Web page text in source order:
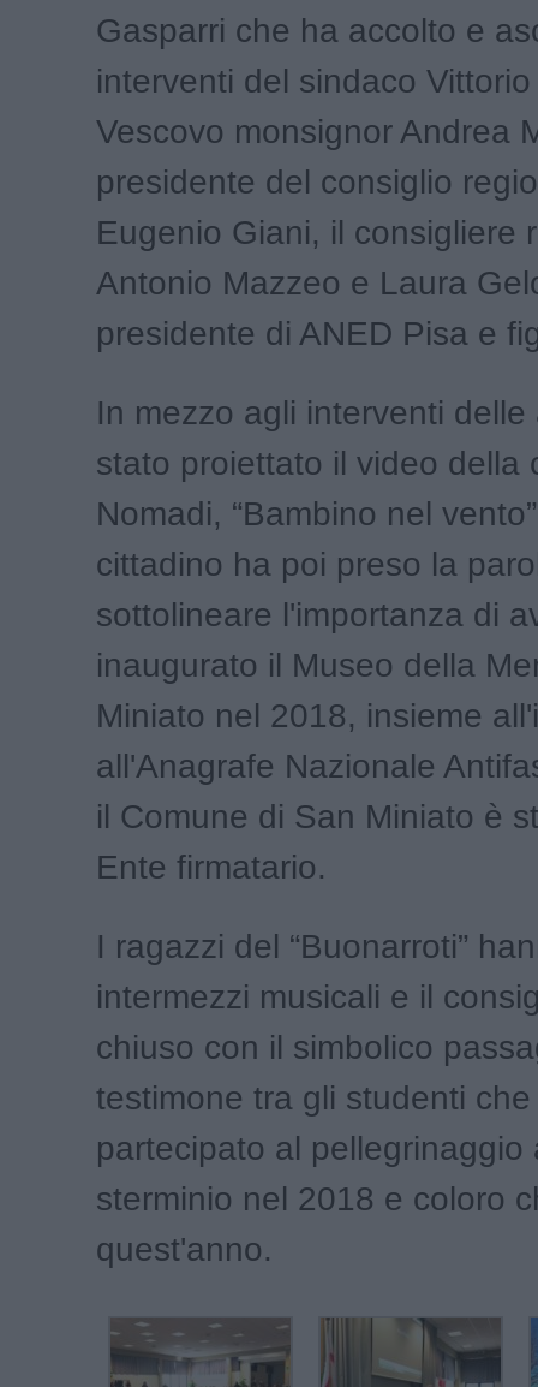
Gasparri che ha accolto e
interventi del sindaco
Vescovo monsignor Andrea
presidente del consiglio
Eugenio Giani, il consigliere
Antonio Mazzeo e Laura
presidente di ANED Pisa e
In mezzo agli interventi delle
stato proiettato il video della
Nomadi, “Bambino nel
cittadino ha poi preso la
sottolineare l'importanza di
inaugurato il Museo della
Miniato nel 2018, insieme
all'Anagrafe Nazionale
il Comune di San Miniato è
Ente firmatario.
I ragazzi del “Buonarroti”
intermezzi musicali e il
chiuso con il simbolico
testimone tra gli studenti
partecipato al pellegrinaggio
sterminio nel 2018 e coloro
quest'anno.